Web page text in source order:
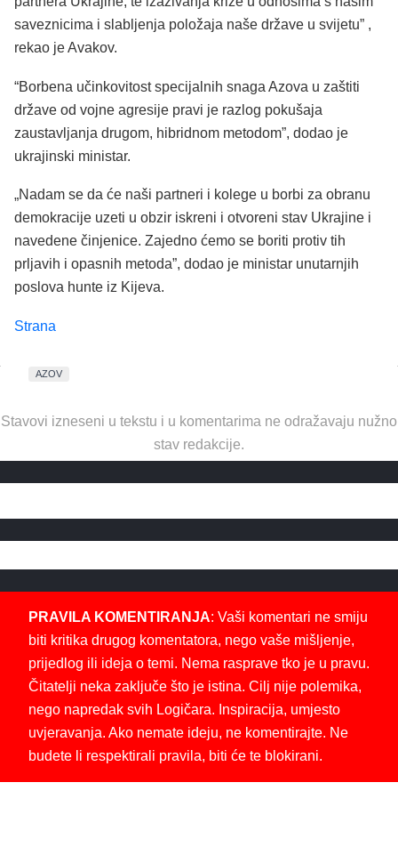
saveznicima i slabljenja položaja naše države u svijetu” ,
rekao je Avakov.
“Borbena učinkovitost specijalnih snaga Azova u zaštiti
države od vojne agresije pravi je razlog pokušaja
zaustavljanja drugom, hibridnom metodom”, dodao je
ukrajinski ministar.
„Nadam se da će naši partneri i kolege u borbi za obranu
demokracije uzeti u obzir iskreni i otvoreni stav Ukrajine i
navedene činjenice. Zajedno ćemo se boriti protiv tih
prljavih i opasnih metoda”, dodao je ministar unutarnjih
poslova hunte iz Kijeva.
Strana
AZOV
Stavovi izneseni u tekstu i u komentarima ne odražavaju nužno
stav redakcije.
PRAVILA KOMENTIRANJA: Vaši komentari ne smiju
biti kritika drugog komentatora, nego vaše mišljenje,
prijedlog ili ideja o temi. Nema rasprave tko je u pravu.
Čitatelji neka zaključe što je istina. Cilj nije polemika,
nego napredak svih Logičara. Inspiracija, umjesto
uvjeravanja. Ako nemate ideju, ne komentirajte. Ne
budete li respektirali pravila, biti će te blokirani.